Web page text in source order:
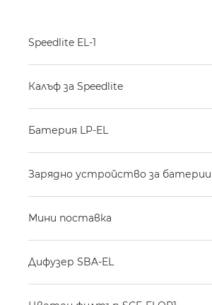
Speedlite EL-1
Калъф за Speedlite
Батерия LP-EL
Зарядно устройство за батерии
Мини поставка
Дифузер SBA-EL